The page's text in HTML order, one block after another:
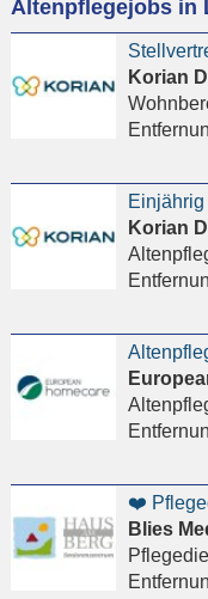
eingeben
Altenpflegejobs in
Korian
Korian